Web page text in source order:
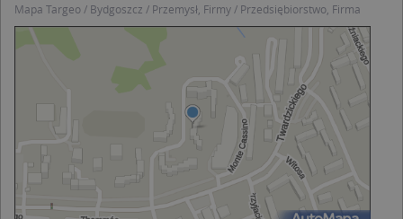
Mapa Targeo Bydgoszcz Przemysł, Firmy Przedsiębiorstwo, Firma